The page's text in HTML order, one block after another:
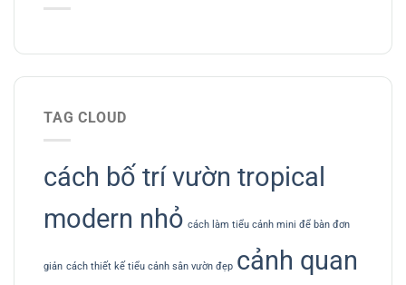
TAG CLOUD
cách bố trí vườn tropical
modern nhỏ cách làm tiểu cảnh mini để bàn đơn
giản cách thiết kế tiểu cảnh sân vườn đẹp cảnh quan